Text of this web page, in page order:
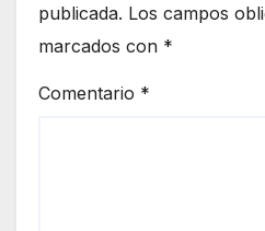
publicada. Los campos
marcados con *
Comentario *